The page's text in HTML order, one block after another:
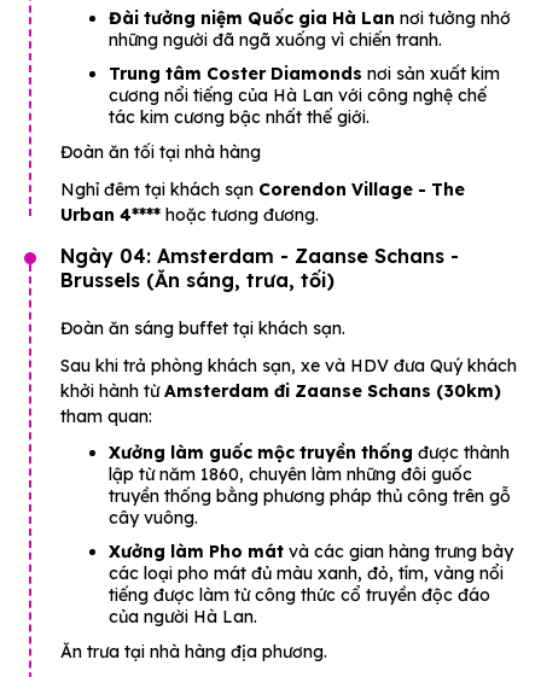
Đài tưởng niệm Quốc gia Hà Lan nơi tưởng nhớ
những người đã ngã xuống vì chiến tranh.
Trung tâm Coster Diamonds nơi sản xuất kim
cương nổi tiếng của Hà Lan với công nghệ chế
tác kim cương bậc nhất thế giới.
Đoàn ăn tối tại nhà hàng
Nghỉ đêm tại khách sạn Corendon Village - The
Urban 4**** hoặc tương đương.
Ngày 04: Amsterdam - Zaanse Schans -
Brussels (Ăn sáng, trưa, tối)
Đoàn ăn sáng buffet tại khách sạn.
Sau khi trả phòng khách sạn, xe và HDV đưa Quý khách
khởi hành từAmsterdam đi Zaanse Schans (30km)
tham quan:
Xưởng làm guốc mộc truyền thống được thành
lập từ năm 1860, chuyên làm những đôi guốc
truyền thống bằng phương pháp thủ công trên gỗ
cây vuông.
Xưởng làm Pho mát và các gian hàng trưng bày
các loại pho mát đủ màu xanh, đỏ, tím, vàng nổi
tiếng được làm từ công thức cổ truyền độc đáo
của người Hà Lan.
Ăn trưa tại nhà hàng địa phương.